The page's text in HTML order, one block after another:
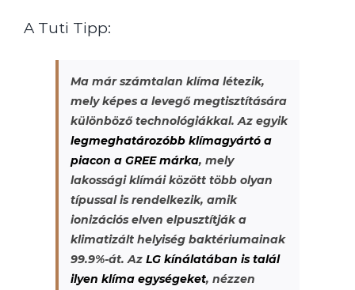
A Tuti Tipp:
Ma már számtalan klíma létezik,
mely képes a levegő megtisztítására
különböző technológiákkal. Az egyik
legmeghatározóbb klímagyártó a
piacon a GREE márka, mely
lakossági klímái között több olyan
típussal is rendelkezik, amik
ionizációs elven elpusztítják a
klimatizált helyiség baktériumainak
99.9%-át. Az LG kínálatában is talál
ilyen klíma egységeket, nézzen